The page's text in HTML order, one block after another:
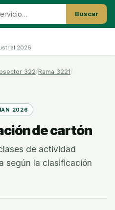
Buscar
2026
322 Rama 3221
2026
de cartón
de actividad
según la clasificación